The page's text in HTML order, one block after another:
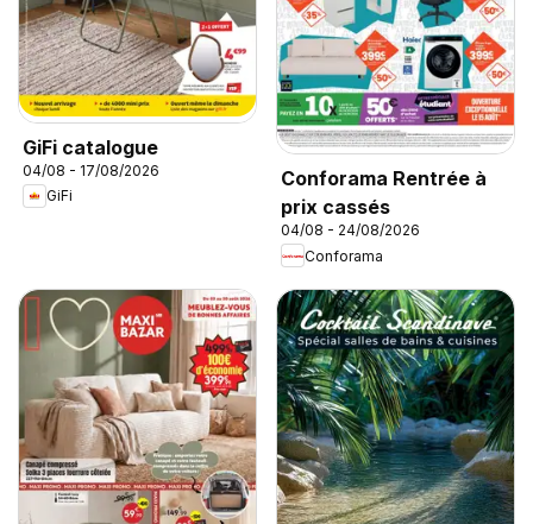
GiFi catalogue
04/08 - 17/08/2026
GiFi
Conforama Rentrée à
prix cassés
04/08 - 24/08/2026
Conforama